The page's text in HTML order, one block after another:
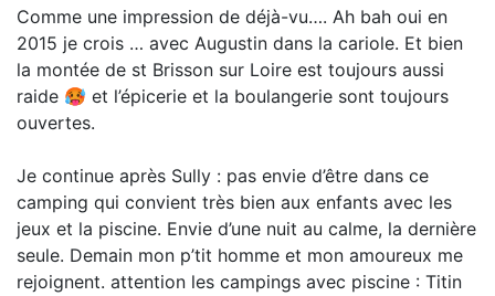
Comme une impression de déjà-vu…. Ah bah oui en
2015 je crois … avec Augustin dans la cariole. Et bien
la montée de st Brisson sur Loire est toujours aussi
raide 🥵 et l’épicerie et la boulangerie sont toujours
ouvertes.
Je continue après Sully : pas envie d’être dans ce
camping qui convient très bien aux enfants avec les
jeux et la piscine. Envie d’une nuit au calme, la dernière
seule. Demain mon p’tit homme et mon amoureux me
rejoignent. attention les campings avec piscine : Titin